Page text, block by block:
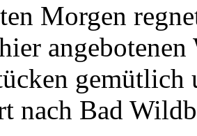
Morgen
gemütlich
nach Bad